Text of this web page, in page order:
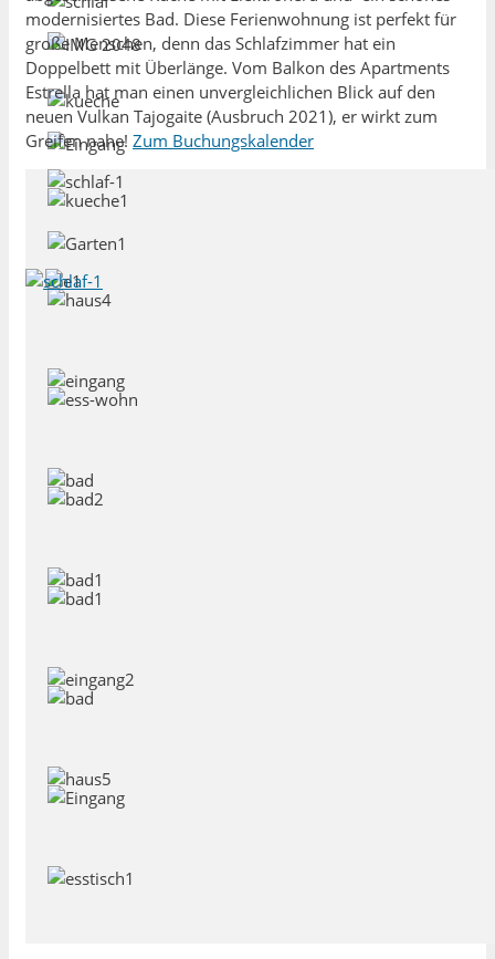
modernisiertes Bad. Diese Ferienwohnung ist perfekt für
große Menschen, denn das Schlafzimmer hat ein
Doppelbett mit Überlänge. Vom Balkon des Apartments
Estrella hat man einen unvergleichlichen Blick auf den
neuen Vulkan Tajogaite (Ausbruch 2021), er wirkt zum
Greifen nahe! Zum Buchungskalender